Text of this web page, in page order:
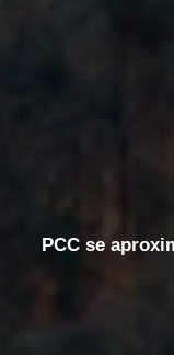
PCC se